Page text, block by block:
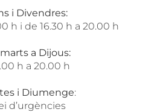
i Divendres:
h i de 16.30 h a 20.00 h
a Dijous:
h a 20.00 h
i Diumenge:
d’urgències